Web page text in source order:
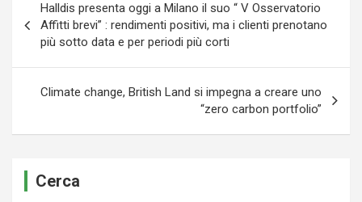
articoli
Halldis presenta oggi a Milano il suo “ V Osservatorio
Affitti brevi” : rendimenti positivi, ma i clienti prenotano
più sotto data e per periodi più corti
Climate change, British Land si impegna a creare uno
“zero carbon portfolio”
Cerca